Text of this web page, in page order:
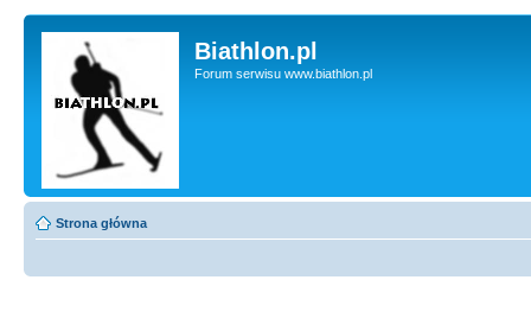
Biathlon.pl
Forum serwisu www.biathlon.pl
Strona główna